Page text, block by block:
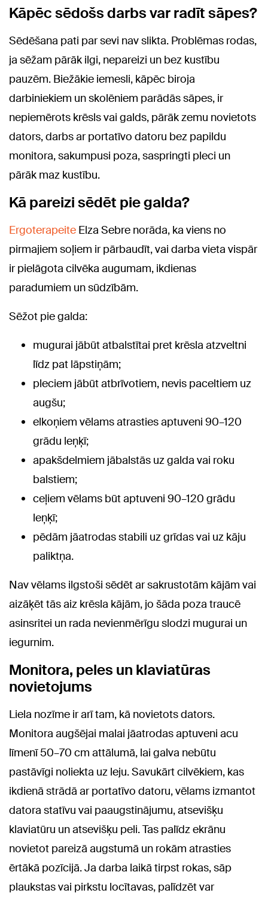
Kāpēc sēdošs darbs var radīt sāpes?
Sēdēšana pati par sevi nav slikta. Problēmas rodas,
ja sēžam pārāk ilgi, nepareizi un bez kustību
pauzēm. Biežākie iemesli, kāpēc biroja
darbiniekiem un skolēniem parādās sāpes, ir
nepiemērots krēsls vai galds, pārāk zemu novietots
dators, darbs ar portatīvo datoru bez papildu
monitora, sakumpusi poza, saspringti pleci un
pārāk maz kustību.
Kā pareizi sēdēt pie galda?
Ergoterapeite Elza Sebre norāda, ka viens no
pirmajiem soļiem ir pārbaudīt, vai darba vieta vispār
ir pielāgota cilvēka augumam, ikdienas
paradumiem un sūdzībām.
Sēžot pie galda:
mugurai jābūt atbalstītai pret krēsla atzveltni
līdz pat lāpstiņām;
pleciem jābūt atbrīvotiem, nevis paceltiem uz
augšu;
elkoņiem vēlams atrasties aptuveni 90–120
grādu leņķī;
apakšdelmiem jābalstās uz galda vai roku
balstiem;
ceļiem vēlams būt aptuveni 90–120 grādu
leņķī;
pēdām jāatrodas stabili uz grīdas vai uz kāju
paliktņa.
Nav vēlams ilgstoši sēdēt ar sakrustotām kājām vai
aizāķēt tās aiz krēsla kājām, jo šāda poza traucē
asinsritei un rada nevienmērīgu slodzi mugurai un
iegurnim.
Monitora, peles un klaviatūras
novietojums
Liela nozīme ir arī tam, kā novietots dators.
Monitora augšējai malai jāatrodas aptuveni acu
līmenī 50–70 cm attālumā, lai galva nebūtu
pastāvīgi noliekta uz leju. Savukārt cilvēkiem, kas
ikdienā strādā ar portatīvo datoru, vēlams izmantot
datora statīvu vai paaugstinājumu, atsevišķu
klaviatūru un atsevišķu peli. Tas palīdz ekrānu
novietot pareizā augstumā un rokām atrasties
ērtākā pozīcijā. Ja darba laikā tirpst rokas, sāp
plaukstas vai pirkstu locītavas, palīdzēt var